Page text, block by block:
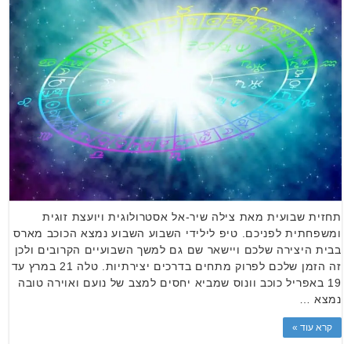
תחזית שבועית מאת צילה שיר-אל אסטרולוגית ויועצת זוגית
ומשפחתית לפניכם. טיפ לילידי השבוע השבוע נמצא הכוכב מארס
בבית היצירה שלכם ויישאר שם גם למשך השבועיים הקרובים ולכן
זה הזמן שלכם לפרוק מתחים בדרכים יצירתיות. טלה 21 במרץ עד
19 באפריל כוכב וונוס שמביא יחסים למצב של נועם ואוירה טובה
נמצא …
קרא עוד »